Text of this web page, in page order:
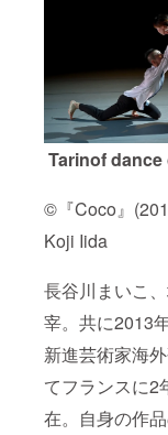
Tarinof
©『Coco』
Koji Iida
長谷川まいこ
宰。共に2013
新進芸術家海
てフランスに2
在。自身の作